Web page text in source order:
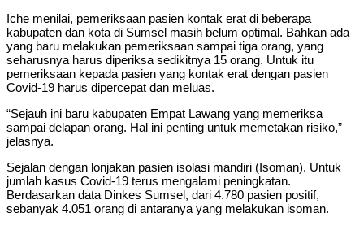
Iche menilai, pemeriksaan pasien kontak erat di beberapa
kabupaten dan kota di Sumsel masih belum optimal. Bahkan ada
yang baru melakukan pemeriksaan sampai tiga orang, yang
seharusnya harus diperiksa sedikitnya 15 orang. Untuk itu
pemeriksaan kepada pasien yang kontak erat dengan pasien
Covid-19 harus dipercepat dan meluas.
“Sejauh ini baru kabupaten Empat Lawang yang memeriksa
sampai delapan orang. Hal ini penting untuk memetakan risiko,”
jelasnya.
Sejalan dengan lonjakan pasien isolasi mandiri (Isoman). Untuk
jumlah kasus Covid-19 terus mengalami peningkatan.
Berdasarkan data Dinkes Sumsel, dari 4.780 pasien positif,
sebanyak 4.051 orang di antaranya yang melakukan isoman.